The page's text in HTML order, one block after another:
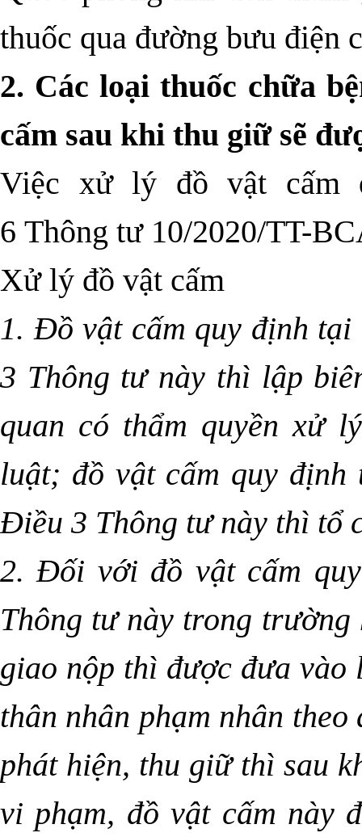
thuốc qua đường bưu điện
2. Các loại thuốc chữa
cấm sau khi thu giữ sẽ
Việc xử lý đồ vật cấm
6 Thông tư 10/2020/TT-
Xử lý đồ vật cấm
1. Đồ vật cấm quy định
3 Thông tư này thì lập
quan có thẩm quyền xử
luật; đồ vật cấm quy định
Điều 3 Thông tư này thì tổ
2. Đối với đồ vật cấm
Thông tư này trong trường
giao nộp thì được đưa
thân nhân phạm nhân
phát hiện, thu giữ thì sau
vi phạm, đồ vật cấm này